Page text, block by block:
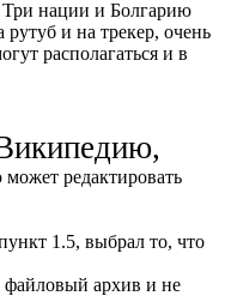
нации и Болгарию
и на трекер, очень
располагаться и в
редактировать
1.5, выбрал то, что
файловый архив и не